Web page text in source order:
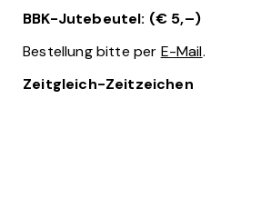
BBK-Jutebeutel: (€ 5,–)
Bestellung bitte per E-Mail.
Zeitgleich-Zeitzeichen